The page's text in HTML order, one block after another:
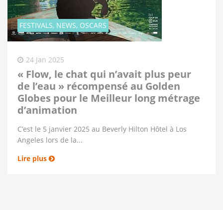
FESTIVALS, NEWS, OSCARS
24 Jan 2025
« Flow, le chat qui n’avait plus peur
de l’eau » récompensé au Golden
Globes pour le Meilleur long métrage
d’animation
C’est le 5 janvier 2025 au Beverly Hilton Hôtel à Los
Angeles lors de la...
Lire plus